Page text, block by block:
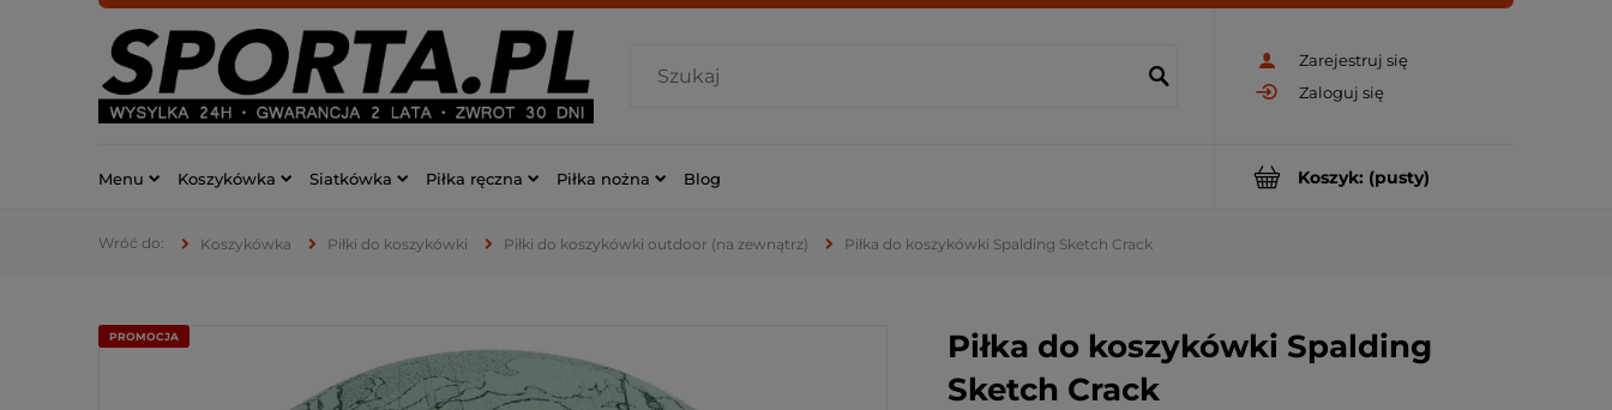
Zarejestruj się
Zaloguj się
Koszyk: (pusty)
Menu Koszykówka Siatkówka Piłka ręczna Piłka nożna Blog
Koszykówka Piłki do koszykówki Piłki do koszykówki outdoor (na zewnątrz) Piłka do koszykówki Spalding Sketch Crack
Piłka do koszykówki Spalding
Sketch Crack
PROMOCJA